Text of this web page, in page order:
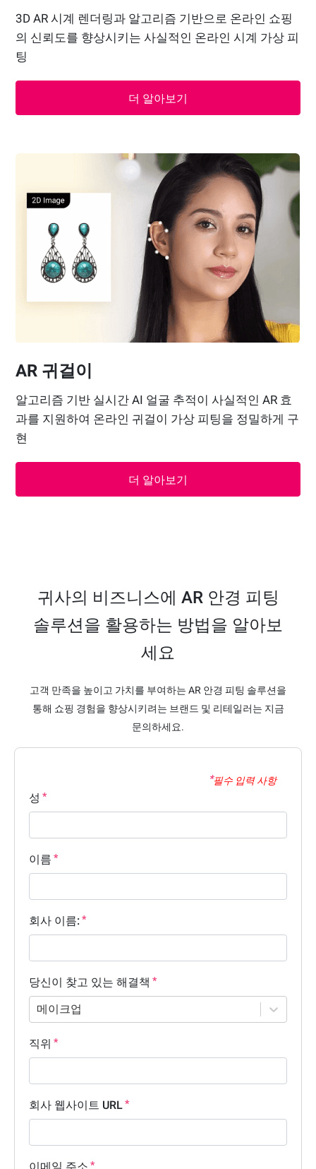
3D AR 시계 렌더링과 알고리즘 기반으로 온라인 쇼핑
의 신뢰도를 향상시키는 사실적인 온라인 시계 가상 피
팅
더 알아보기
AR 귀걸이
알고리즘 기반 실시간 AI 얼굴 추적이 사실적인 AR 효
과를 지원하여 온라인 귀걸이 가상 피팅을 정밀하게 구
현
더 알아보기
귀사의 비즈니스에 AR 안경 피팅
솔루션을 활용하는 방법을 알아보
세요
고객 만족을 높이고 가치를 부여하는 AR 안경 피팅 솔루션을
통해 쇼핑 경험을 향상시키려는 브랜드 및 리테일러는 지금
문의하세요.
필수 입력 사항
성
이름
회사 이름:
당신이 찾고 있는 해결책
메이크업
직위
회사 웹사이트 URL
이메일 주소